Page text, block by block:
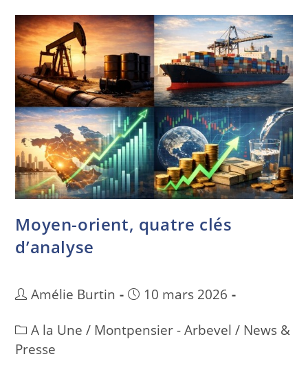
Moyen-orient, quatre clés
d’analyse
Amélie Burtin
10 mars 2026
A la Une / Montpensier - Arbevel / News &
Presse